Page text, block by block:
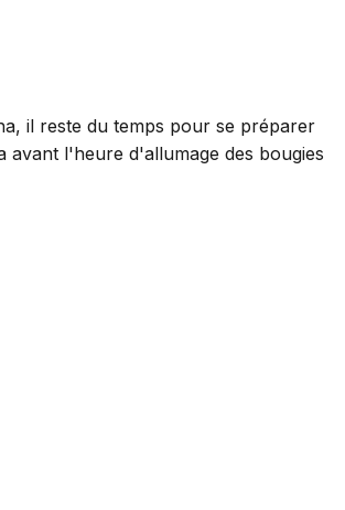
il reste du temps pour se préparer
avant l'heure d'allumage des bougies